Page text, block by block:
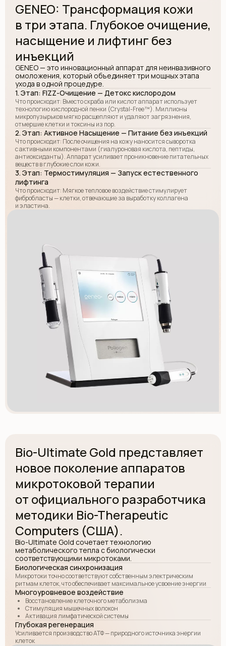
10 000 – 11 000 р.
ЗАПИСАТЬСЯ
Remover
Осветление перманентного макияжа с помощью
ремувера
4 000 р.
ЗАПИСАТЬСЯ
GENEO: Трансформация кожи
в три этапа. Глубокое очищение,
насыщение и лифтинг без
инъекций
GENEO — это инновационный аппарат для неинвазивного
омоложения, который объединяет три мощных этапа
ухода в одной процедуре.
1. Этап: FIZZ-Очищение — Детокс кислородом
Что происходит: Вместо скраба или кислот аппарат использует
технологию кислородной пенки (Crystal-Free™). Миллионы
микропузырьков мягко расщепляют и удаляют загрязнения,
отмершие клетки и токсины из пор.
2. Этап: Активное Насыщение — Питание без инъекций
Что происходит: После очищения на кожу наносится сыворотка
с активными компонентами (гиалуроновая кислота, пептиды,
антиоксиданты). Аппарат усиливает проникновение питательных
веществ в глубокие слои кожи.
3. Этап: Термостимуляция — Запуск естественного
лифтинга
Что происходит: Мягкое тепловое воздействие стимулирует
фибробласты — клетки, отвечающие за выработку коллагена
и эластина.
Bio-Ultimate Gold представляет
новое поколение аппаратов
микротоковой терапии
от официального разработчика
методики Bio-Therapeutic
Computers (США).
Bio-Ultimate Gold сочетает технологию
метаболического тепла с биологически
соответствующими микротоками.
Биологическая синхронизация
Микротоки точно соответствуют собственным электрическим
ритмам клеток, что обеспечивает максимальное усвоение энергии
Многоуровневое воздействие
Восстановление клеточного метаболизма
Стимуляция мышечных волокон
Активация лимфатической системы
Глубокая регенерация
Усиливается производство АТФ — природного источника энергии
клеток